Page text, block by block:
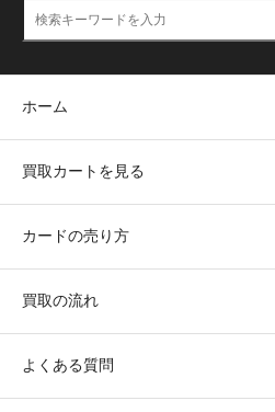
ホーム
買取カートを見る
カードの売り方
買取の流れ
よくある質問